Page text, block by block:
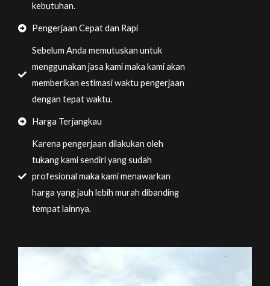
kebutuhan.
Pengerjaan Cepat dan Rapi
Sebelum Anda memutuskan untuk
menggunakan jasa kami maka kami akan
memberikan estimasi waktu pengerjaan
dengan tepat waktu.
Harga Terjangkau
Karena pengerjaan dilakukan oleh
tukang kami sendiri yang sudah
profesional maka kami menawarkan
harga yang jauh lebih murah dibanding
tempat lainnya.